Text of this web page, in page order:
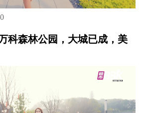
科森林公园，大城已成，美